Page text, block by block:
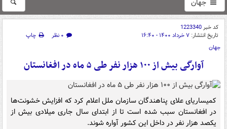
جهان
کد خبر1223340
تاریخ انتشار: ۷ خرداد ۱۴۰۰ - ۱۶:۴۰ ۰ نظر
چاپ
جهان
آوارگی بیش از ۱۰۰ هزار نفر طی ۵ ماه در افغانستان
کمیساریای علای پناهندگان سازمان ملل اعلام کرد که افزایش خشونت‌ها
در افغانستان سبب شده است تا از ابتدای سال جاری میلادی بیش از
یکصد هزار نفر در داخل این کشور آواره شوند.